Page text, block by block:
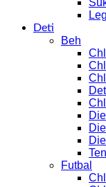
Deti
Beh
Futbal